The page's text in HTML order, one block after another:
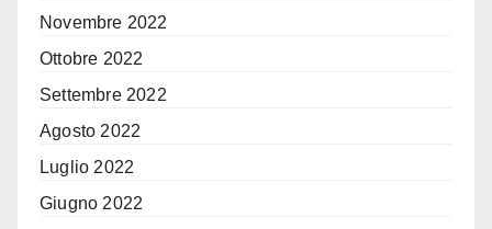
Novembre 2022
Ottobre 2022
Settembre 2022
Agosto 2022
Luglio 2022
Giugno 2022